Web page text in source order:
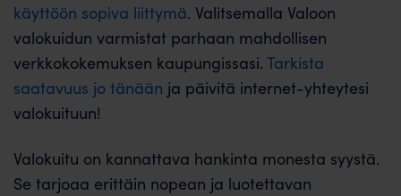
käyttöön sopiva liittymä. Valitsemalla Valoon
valokuidun varmistat parhaan mahdollisen
verkkokokemuksen kaupungissasi. Tarkista
saatavuus jo tänään ja päivitä internet-yhteytesi
valokuituun!
Valokuitu on kannattava hankinta monesta syystä.
Se tarjoaa erittäin nopean ja luotettavan